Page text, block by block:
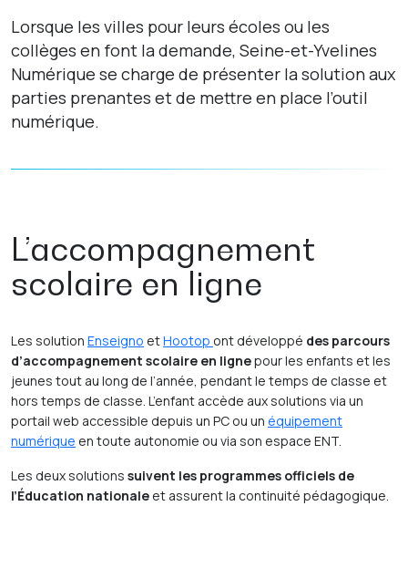
Lorsque les villes pour leurs écoles ou les
collèges en font la demande, Seine-et-Yvelines
Numérique se charge de présenter la solution aux
parties prenantes et de mettre en place l’outil
numérique.
L’accompagnement
scolaire en ligne
Les solution Enseigno etHootop ont développé des parcours
d’accompagnement scolaire en lignepour les enfants et les
jeunes tout au long de l’année, pendant le temps de classe et
hors temps de classe. L’enfant accède aux solutions via un
portail web accessible depuis un PC ou un équipement
numérique en toute autonomie ou via son espace ENT.
Les deux solutions suivent les programmes officiels de
l’Éducation nationale et assurent la continuité pédagogique.